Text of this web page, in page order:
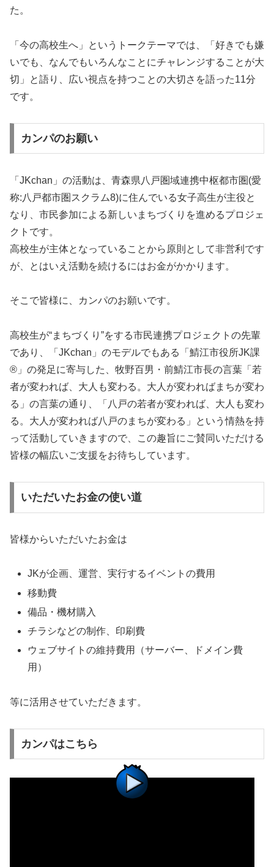
た。
「今の高校生へ」というトークテーマでは、「好きでも嫌
いでも、なんでもいろんなことにチャレンジすることが大
切」と語り、広い視点を持つことの大切さを語った11分
です。
カンパのお願い
「JKchan」の活動は、青森県八戸圏域連携中枢都市圏(愛
称:八戸都市圏スクラム8)に住んでいる女子高生が主役と
なり、市民参加による新しいまちづくりを進めるプロジェ
クトです。
高校生が主体となっていることから原則として非営利です
が、とはいえ活動を続けるにはお金がかかります。
そこで皆様に、カンパのお願いです。
高校生が“まちづくり”をする市民連携プロジェクトの先輩
であり、「JKchan」のモデルでもある「鯖江市役所JK課
®」の発足に寄与した、牧野百男・前鯖江市長の言葉「若
者が変われば、大人も変わる。大人が変わればまちが変わ
る」の言葉の通り、「八戸の若者が変われば、大人も変わ
る。大人が変われば八戸のまちが変わる」という情熱を持
って活動していきますので、この趣旨にご賛同いただける
皆様の幅広いご支援をお待ちしています。
いただいたお金の使い道
皆様からいただいたお金は
JKが企画、運営、実行するイベントの費用
移動費
備品・機材購入
チラシなどの制作、印刷費
ウェブサイトの維持費用（サーバー、ドメイン費
用）
等に活用させていただきます。
カンパはこちら